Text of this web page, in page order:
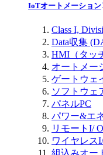
IoTオートメーション
Class I,
Data収集
HMI（タッ
オートメー
ゲートウェ
ソフトウェ
パネルPC
パワー&エ
リモートI/
ワイヤレス
組込みオー